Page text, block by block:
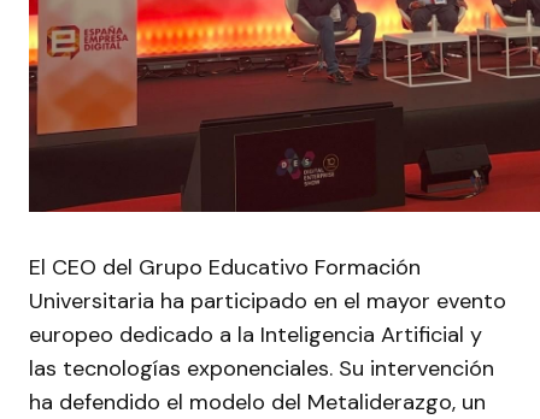
El CEO del Grupo Educativo Formación
Universitaria ha participado en el mayor evento
europeo dedicado a la Inteligencia Artificial y
las tecnologías exponenciales. Su intervención
ha defendido el modelo del Metaliderazgo, un